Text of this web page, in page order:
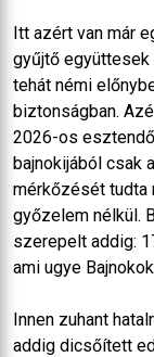
Itt azért van már
gyűjtő együttesek
tehát némi
biztonságban.
2026-os
bajnokijából csak
mérkőzését tudta
győzelem nélkül.
szerepelt addig:
ami ugye
Innen zuhant
addig dicsőített